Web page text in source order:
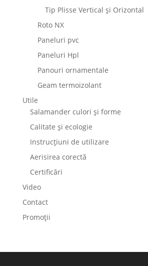
Tip Plisse Vertical și Orizontal
Roto NX
Paneluri pvc
Paneluri Hpl
Panouri ornamentale
Geam termoizolant
Utile
Salamander culori și forme
Calitate și ecologie
Instrucțiuni de utilizare
Aerisirea corectă
Certificări
Video
Contact
Promoții